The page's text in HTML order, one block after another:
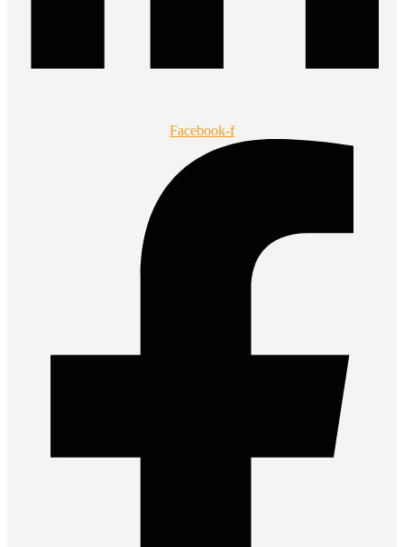
Facebook-f